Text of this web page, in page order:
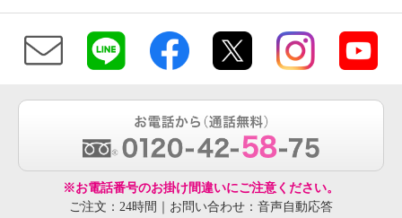
※お電話番号のお掛け間違いにご注意ください。
ご注文：24時間｜お問い合わせ：音声自動応答